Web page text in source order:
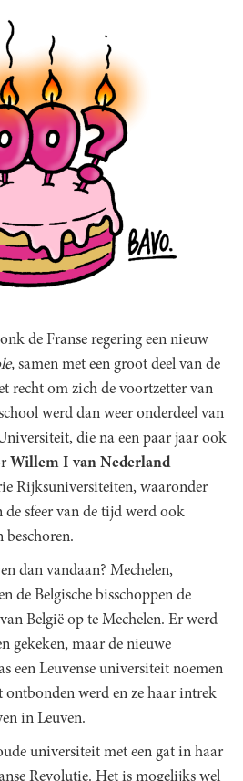
de Franse regering een nieuw
samen met een groot deel van de
recht om zich de voortzetter van
werd dan weer onderdeel van
die na een paar jaar ook
Willem I van Nederland
Rijksuniversiteiten, waaronder
de sfeer van de tijd werd ook
beschoren.
dan vandaan? Mechelen,
de Belgische bisschoppen de
België op te Mechelen. Er werd
gekeken, maar de nieuwe
een Leuvense universiteit noemen
werd en ze haar intrek
in Leuven.
universiteit met een gat in haar
Revolutie. Het is mogelijks wel